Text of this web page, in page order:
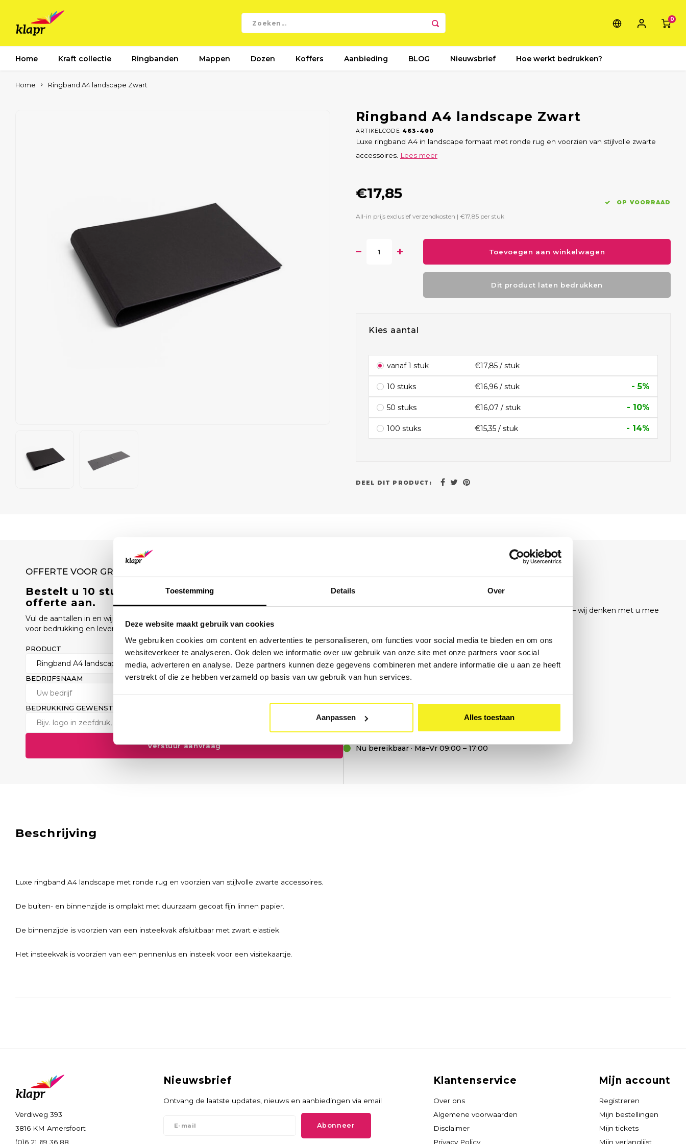
Toestemming Details Over
Deze website maakt gebruik van cookies
We gebruiken cookies om content en advertenties te personaliseren, om functies voor social media te bieden en om ons
websiteverkeer te analyseren. Ook delen we informatie over uw gebruik van onze site met onze partners voor social
media, adverteren en analyse. Deze partners kunnen deze gegevens combineren met andere informatie die u aan ze heeft
verstrekt of die ze hebben verzameld op basis van uw gebruik van hun services.
Aanpassen Alles toestaan
0
Home Kraft collectie Ringbanden Mappen Dozen Koffers Aanbieding BLOG Nieuwsbrief Hoe werkt bedrukken?
Home Ringband A4 landscape Zwart
Ringband A4 landscape Zwart
ARTIKELCODE 463-400
Luxe ringband A4 in landscape formaat met ronde rug en voorzien van stijlvolle zwarte
accessoires. Lees meer
€17,85
All-in prijs exclusief verzendkosten | €17,85 per stuk
OP VOORRAAD
Toevoegen aan winkelwagen
Dit product laten bedrukken
Kies aantal
vanaf 1 stuk €17,85 / stuk
10 stuks €16,96 / stuk - 5%
50 stuks €16,07 / stuk - 10%
100 stuks €15,35 / stuk - 14%
DEEL DIT PRODUCT:
OFFERTE VOOR GROTE AANTALLEN
Bestelt u 10 stuks of meer? Vraag een scherpe
offerte aan.
Vul de aantallen in en wij sturen u binnen 1 werkdag een offerte op maat, inclusief opties
voor bedrukking en levertijd.
PRODUCT AANTAL
BEDRIJFSNAAM ZAKELIJK E-MAIL
BEDRUKKING GEWENST? (OPTIONEEL)
Verstuur aanvraag
Geen tijd voor een formulier? Bel, mail of stuur ons een bericht — wij denken met u mee
(0)6 21 69 36 88
info@klapr.nl
Nu bereikbaar · Ma–Vr 09:00 – 17:00
Beschrijving
Luxe ringband A4 landscape met ronde rug en voorzien van stijlvolle zwarte accessoires.
De buiten- en binnenzijde is omplakt met duurzaam gecoat fijn linnen papier.
De binnenzijde is voorzien van een insteekvak afsluitbaar met zwart elastiek.
Het insteekvak is voorzien van een pennenlus en insteek voor een visitekaartje.
Verdiweg 393
3816 KM Amersfoort
(0)6 21 69 36 88
Nieuwsbrief
Ontvang de laatste updates, nieuws en aanbiedingen via email
Abonneer
Klantenservice
Over ons
Algemene voorwaarden
Disclaimer
Privacy Policy
Mijn account
Registreren
Mijn bestellingen
Mijn tickets
Mijn verlanglijst